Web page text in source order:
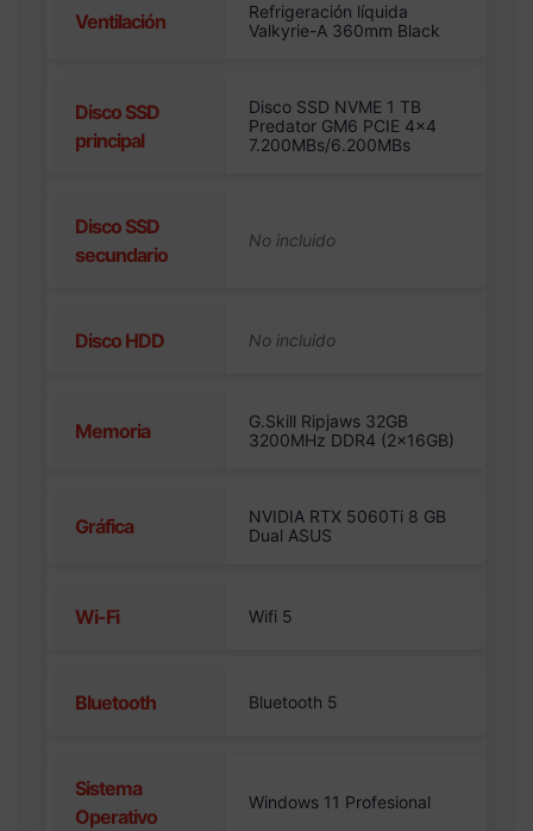
Ventilación
Refrigeración líquida
Valkyrie-A 360mm Black
Disco SSD
principal
Disco SSD NVME 1 TB
Predator GM6 PCIE 4×4
7.200MBs/6.200MBs
Disco SSD
secundario
Disco HDD
Memoria
G.Skill Ripjaws 32GB
3200MHz DDR4 (2x16GB)
Gráfica
NVIDIA RTX 5060Ti 8 GB
Dual ASUS
Wi-Fi Wifi 5
Bluetooth Bluetooth 5
Sistema
Operativo
Windows 11 Profesional